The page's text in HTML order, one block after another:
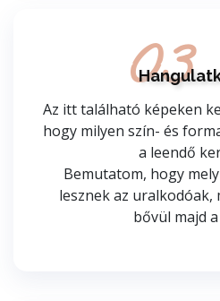
03
Az itt található képeken
hogy milyen szín- és
a leendő
Bemutatom, hogy
lesznek az
bővül majd